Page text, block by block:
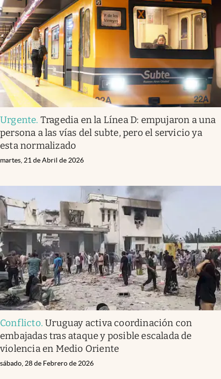
Urgente. Tragedia en la Línea D: empujaron a una
persona a las vías del subte, pero el servicio ya
esta normalizado
martes, 21 de Abril de 2026
Conflicto.Uruguay activa coordinación con
embajadas tras ataque y posible escalada de
violencia en Medio Oriente
sábado, 28 de Febrero de 2026